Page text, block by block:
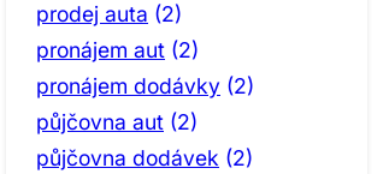
prodej auta (2)
pronájem aut (2)
pronájem dodávky (2)
půjčovna aut (2)
půjčovna dodávek (2)